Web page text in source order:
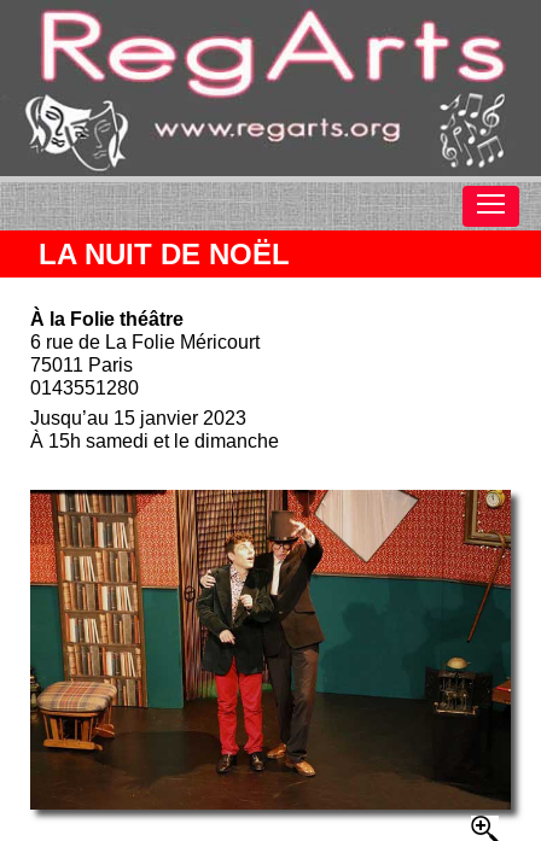
LA NUIT DE NOËL
À la Folie théâtre
6 rue de La Folie Méricourt
75011 Paris
0143551280
Jusqu’au 15 janvier 2023
À 15h samedi et le dimanche